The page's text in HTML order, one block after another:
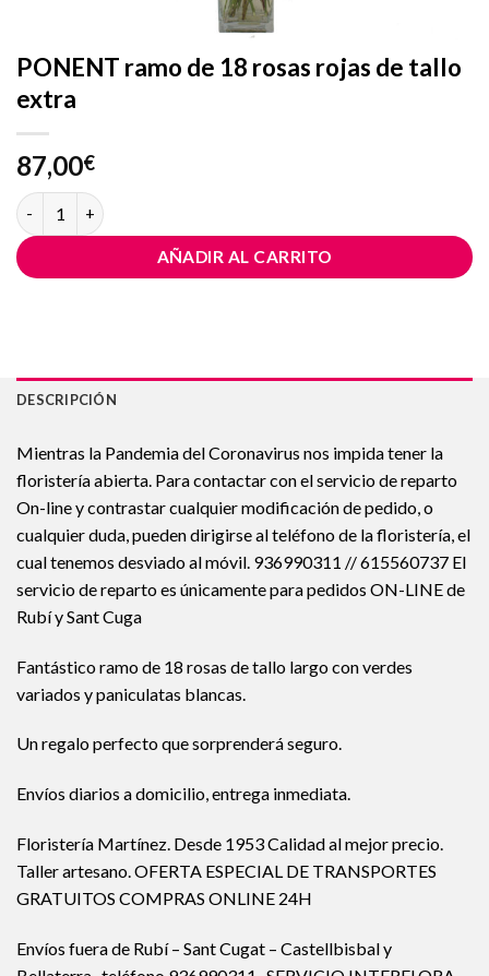
PONENT ramo de 18 rosas rojas de tallo
extra
87,00€
PONENT ramo de 18 rosas rojas de tallo extra cantidad
AÑADIR AL CARRITO
DESCRIPCIÓN
Mientras la Pandemia del Coronavirus nos impida tener la
floristería abierta. Para contactar con el servicio de reparto
On-line y contrastar cualquier modificación de pedido, o
cualquier duda, pueden dirigirse al teléfono de la floristería, el
cual tenemos desviado al móvil. 936990311 // 615560737 El
servicio de reparto es únicamente para pedidos ON-LINE de
Rubí y Sant Cuga
Fantástico ramo de 18 rosas de tallo largo con verdes
variados y paniculatas blancas.
Un regalo perfecto que sorprenderá seguro.
Envíos diarios a domicilio, entrega inmediata.
Floristería Martínez. Desde 1953 Calidad al mejor precio.
Taller artesano. OFERTA ESPECIAL DE TRANSPORTES
GRATUITOS COMPRAS ONLINE 24H
Envíos fuera de Rubí – Sant Cugat – Castellbisbal y